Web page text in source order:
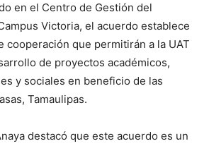
en el Centro de Gestión del
Victoria, el acuerdo establece
cooperación que permitirán a la UAT
de proyectos académicos,
y sociales en beneficio de las
Tamaulipas.
destacó que este acuerdo es un